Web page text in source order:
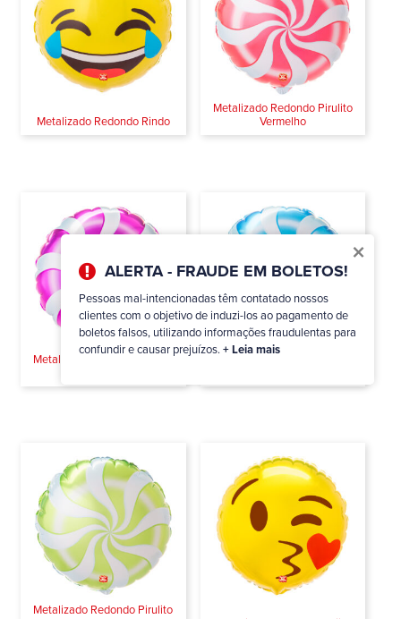
×
ALERTA - FRAUDE EM BOLETOS!
Pessoas mal-intencionadas têm contatado nossos
clientes com o objetivo de induzi-los ao pagamento de
boletos falsos, utilizando informações fraudulentas para
confundir e causar prejuízos. + Leia mais
Metalizado Redondo Rindo
Metalizado Redondo Pirulito
Vermelho
Metalizado Redondo Pirulito Metalizado Redondo Pirulito
Metalizado Redondo Pirulito